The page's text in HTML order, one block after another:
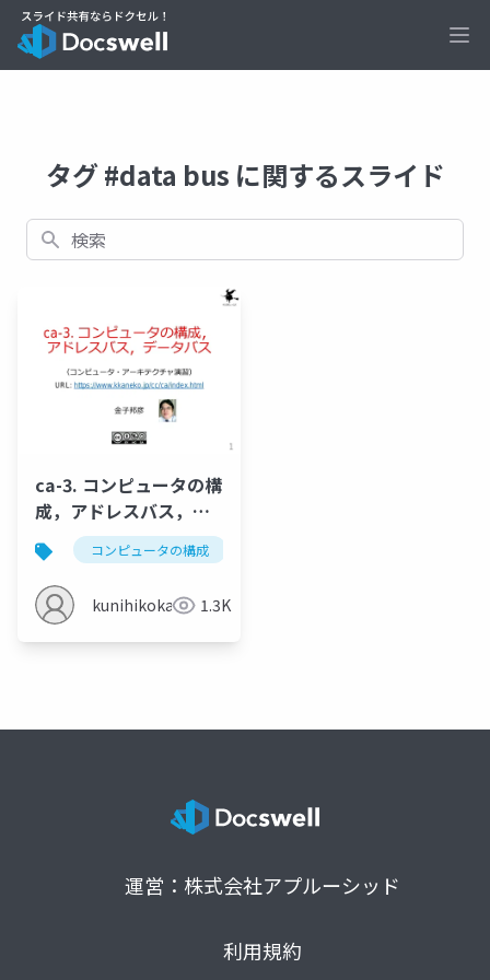
タグ #data bus に関するスライド
検索
ca-3. コンピュータの構
成，アドレスバス，デ
ータバスコンピュータの構成
kunihikokaneko1.3K
運営：株式会社アプルーシッド
利用規約